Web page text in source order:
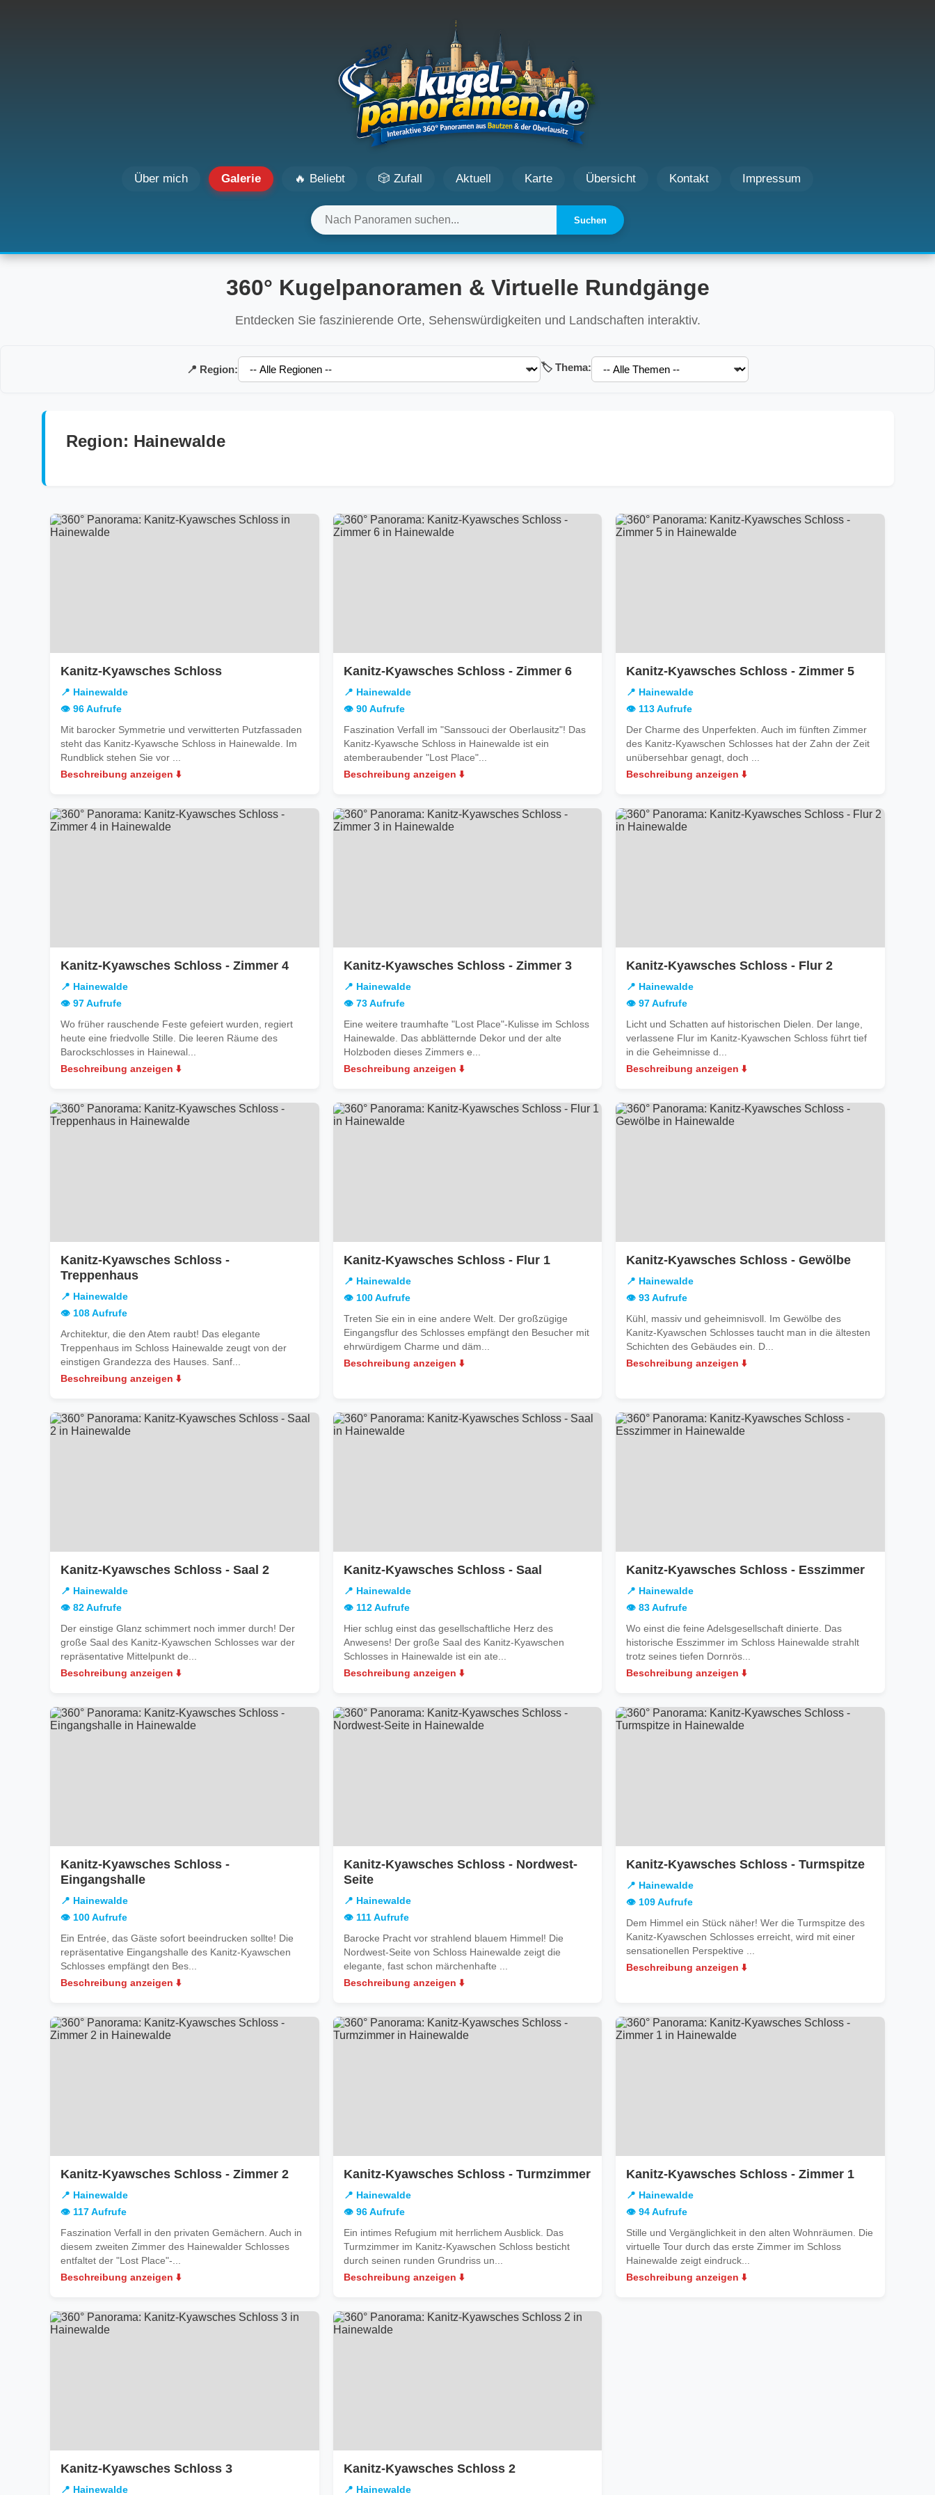
Über mich Galerie 🔥 Beliebt 🎲 Zufall Aktuell Karte Übersicht Kontakt Impressum
Suchen
360° Kugelpanoramen & Virtuelle Rundgänge
Entdecken Sie faszinierende Orte, Sehenswürdigkeiten und Landschaften interaktiv.
📍 Region: 🏷️ Thema:
Region: Hainewalde
Kanitz-Kyawsches Schlossin
📍 Hainewalde
👁️ 96 Aufrufe
Mit barocker Symmetrie und verwitterten Putzfassaden
steht das Kanitz-Kyawsche Schloss in Hainewalde. Im
Rundblick stehen Sie vor ...
Beschreibung anzeigen ⬇️
Kanitz-Kyawsches Schloss - Zimmer 6in
Hainewalde
📍 Hainewalde
👁️ 90 Aufrufe
Faszination Verfall im "Sanssouci der Oberlausitz"! Das
Kanitz-Kyawsche Schloss in Hainewalde ist ein
atemberaubender "Lost Place"...
Beschreibung anzeigen ⬇️
Kanitz-Kyawsches Schloss - Zimmer 5in
📍 Hainewalde
👁️ 113 Aufrufe
Der Charme des Unperfekten. Auch im fünften Zimmer
des Kanitz-Kyawschen Schlosses hat der Zahn der Zeit
unübersehbar genagt, doch ...
Beschreibung anzeigen ⬇️
Kanitz-Kyawsches Schloss - Zimmer 4in
Hainewalde
📍 Hainewalde
👁️ 97 Aufrufe
Wo früher rauschende Feste gefeiert wurden, regiert
heute eine friedvolle Stille. Die leeren Räume des
Barockschlosses in Hainewal...
Beschreibung anzeigen ⬇️
Kanitz-Kyawsches Schloss - Zimmer 3in
Hainewalde
📍 Hainewalde
👁️ 73 Aufrufe
Eine weitere traumhafte "Lost Place"-Kulisse im Schloss
Hainewalde. Das abblätternde Dekor und der alte
Holzboden dieses Zimmers e...
Beschreibung anzeigen ⬇️
Kanitz-Kyawsches Schloss - Flur 2
📍 Hainewalde
👁️ 97 Aufrufe
Licht und Schatten auf historischen Dielen. Der lange,
verlassene Flur im Kanitz-Kyawschen Schloss führt tief
in die Geheimnisse d...
Beschreibung anzeigen ⬇️
Kanitz-Kyawsches Schloss -
Treppenhausin
📍 Hainewalde
👁️ 108 Aufrufe
Architektur, die den Atem raubt! Das elegante
Treppenhaus im Schloss Hainewalde zeugt von der
einstigen Grandezza des Hauses. Sanf...
Beschreibung anzeigen ⬇️
Kanitz-Kyawsches Schloss - Flur 1
📍 Hainewalde
👁️ 100 Aufrufe
Treten Sie ein in eine andere Welt. Der großzügige
Eingangsflur des Schlosses empfängt den Besucher mit
ehrwürdigem Charme und däm...
Beschreibung anzeigen ⬇️
Kanitz-Kyawsches Schloss - Gewölbein
📍 Hainewalde
👁️ 93 Aufrufe
Kühl, massiv und geheimnisvoll. Im Gewölbe des
Kanitz-Kyawschen Schlosses taucht man in die ältesten
Schichten des Gebäudes ein. D...
Beschreibung anzeigen ⬇️
Kanitz-Kyawsches Schloss - Saal 2
📍 Hainewalde
👁️ 82 Aufrufe
Der einstige Glanz schimmert noch immer durch! Der
große Saal des Kanitz-Kyawschen Schlosses war der
repräsentative Mittelpunkt de...
Beschreibung anzeigen ⬇️
Kanitz-Kyawsches Schloss - Saalin
📍 Hainewalde
👁️ 112 Aufrufe
Hier schlug einst das gesellschaftliche Herz des
Anwesens! Der große Saal des Kanitz-Kyawschen
Schlosses in Hainewalde ist ein ate...
Beschreibung anzeigen ⬇️
Kanitz-Kyawsches Schloss - Esszimmerin
📍 Hainewalde
👁️ 83 Aufrufe
Wo einst die feine Adelsgesellschaft dinierte. Das
historische Esszimmer im Schloss Hainewalde strahlt
trotz seines tiefen Dornrös...
Beschreibung anzeigen ⬇️
Kanitz-Kyawsches Schloss -
Eingangshallein
📍 Hainewalde
👁️ 100 Aufrufe
Ein Entrée, das Gäste sofort beeindrucken sollte! Die
repräsentative Eingangshalle des Kanitz-Kyawschen
Schlosses empfängt den Bes...
Beschreibung anzeigen ⬇️
Kanitz-Kyawsches Schloss - Nordwest-
Seitein
Hainewalde
📍 Hainewalde
👁️ 111 Aufrufe
Barocke Pracht vor strahlend blauem Himmel! Die
Nordwest-Seite von Schloss Hainewalde zeigt die
elegante, fast schon märchenhafte ...
Beschreibung anzeigen ⬇️
Kanitz-Kyawsches Schloss - Turmspitzein
📍 Hainewalde
👁️ 109 Aufrufe
Dem Himmel ein Stück näher! Wer die Turmspitze des
Kanitz-Kyawschen Schlosses erreicht, wird mit einer
sensationellen Perspektive ...
Beschreibung anzeigen ⬇️
Kanitz-Kyawsches Schloss - Zimmer 2
Hainewalde
📍 Hainewalde
👁️ 117 Aufrufe
Faszination Verfall in den privaten Gemächern. Auch in
diesem zweiten Zimmer des Hainewalder Schlosses
entfaltet der "Lost Place"-...
Beschreibung anzeigen ⬇️
Kanitz-Kyawsches Schloss - Turmzimmerin
Hainewalde
📍 Hainewalde
👁️ 96 Aufrufe
Ein intimes Refugium mit herrlichem Ausblick. Das
Turmzimmer im Kanitz-Kyawschen Schloss besticht
durch seinen runden Grundriss un...
Beschreibung anzeigen ⬇️
Kanitz-Kyawsches Schloss - Zimmer 1
📍 Hainewalde
👁️ 94 Aufrufe
Stille und Vergänglichkeit in den alten Wohnräumen. Die
virtuelle Tour durch das erste Zimmer im Schloss
Hainewalde zeigt eindruck...
Beschreibung anzeigen ⬇️
Kanitz-Kyawsches Schloss 3in
📍 Hainewalde
Kanitz-Kyawsches Schloss 2in
📍 Hainewalde